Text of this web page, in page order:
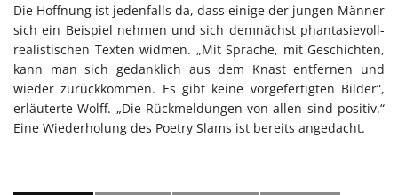
Die Hoffnung ist jedenfalls da, dass einige der jungen Männer
sich ein Beispiel nehmen und sich demnächst phantasievoll-
realistischen Texten widmen. „Mit Sprache, mit Geschichten,
kann man sich gedanklich aus dem Knast entfernen und
wieder zurückkommen. Es gibt keine vorgefertigten Bilder“,
erläuterte Wolff. „Die Rückmeldungen von allen sind positiv.“
Eine Wiederholung des Poetry Slams ist bereits angedacht.